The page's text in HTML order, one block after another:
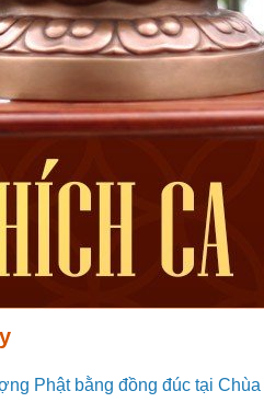
Phật bằng đồng đúc tại Chùa